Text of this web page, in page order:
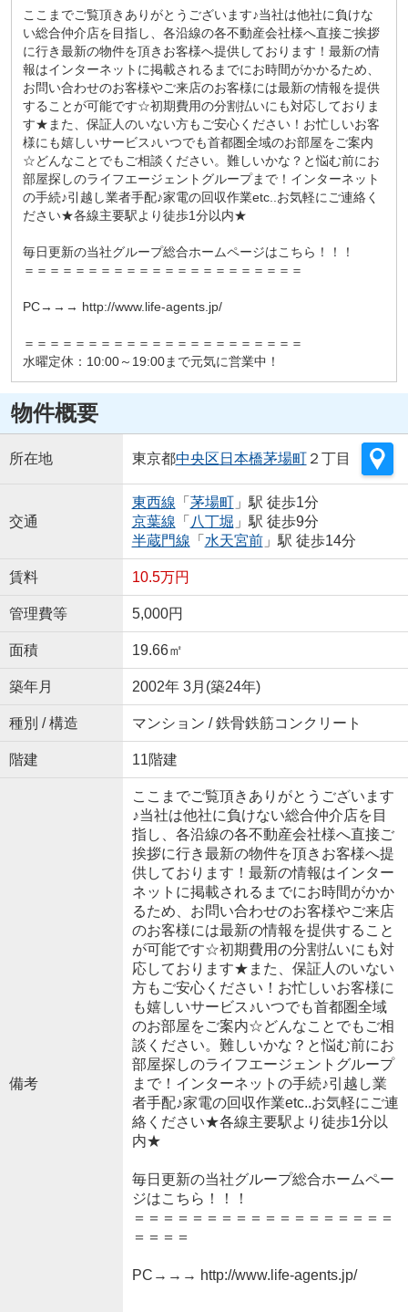
ここまでご覧頂きありがとうございます♪当社は他社に負けな
い総合仲介店を目指し、各沿線の各不動産会社様へ直接ご挨拶
に行き最新の物件を頂きお客様へ提供しております！最新の情
報はインターネットに掲載されるまでにお時間がかかるため、
お問い合わせのお客様やご来店のお客様には最新の情報を提供
することが可能です☆初期費用の分割払いにも対応しておりま
す★また、保証人のいない方もご安心ください！お忙しいお客
様にも嬉しいサービス♪いつでも首都圏全域のお部屋をご案内
☆どんなことでもご相談ください。難しいかな？と悩む前にお
部屋探しのライフエージェントグループまで！インターネット
の手続♪引越し業者手配♪家電の回収作業etc..お気軽にご連絡く
ださい★各線主要駅より徒歩1分以内★
毎日更新の当社グループ総合ホームページはこちら！！！
＝＝＝＝＝＝＝＝＝＝＝＝＝＝＝＝＝＝＝＝＝＝
PC→→→ http://www.life-agents.jp/
＝＝＝＝＝＝＝＝＝＝＝＝＝＝＝＝＝＝＝＝＝＝
水曜定休：10:00～19:00まで元気に営業中！
物件概要
所在地 東京都中央区 日本橋茅場町２丁目
交通
東西線 「 茅場町」駅 徒歩1分
京葉線 「 八丁堀 」駅 徒歩9分
半蔵門線 「 水天宮前」駅 徒歩14分
賃料 10.5万円
管理費等 5,000円
面積 19.66㎡
築年月 2002年 3月(築24年)
種別 / 構造 マンション / 鉄骨鉄筋コンクリート
階建 11階建
備考
ここまでご覧頂きありがとうございます
♪当社は他社に負けない総合仲介店を目
指し、各沿線の各不動産会社様へ直接ご
挨拶に行き最新の物件を頂きお客様へ提
供しております！最新の情報はインター
ネットに掲載されるまでにお時間がかか
るため、お問い合わせのお客様やご来店
のお客様には最新の情報を提供すること
が可能です☆初期費用の分割払いにも対
応しております★また、保証人のいない
方もご安心ください！お忙しいお客様に
も嬉しいサービス♪いつでも首都圏全域
のお部屋をご案内☆どんなことでもご相
談ください。難しいかな？と悩む前にお
部屋探しのライフエージェントグループ
まで！インターネットの手続♪引越し業
者手配♪家電の回収作業etc..お気軽にご連
絡ください★各線主要駅より徒歩1分以
内★
毎日更新の当社グループ総合ホームペー
ジはこちら！！！
＝＝＝＝＝＝＝＝＝＝＝＝＝＝＝＝＝＝
＝＝＝＝
PC→→→ http://www.life-agents.jp/